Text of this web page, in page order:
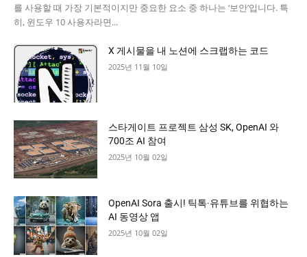
를 사용할 때 가장 기본적이지만 중요한 요소 중 하나는 ‘보안’입니다. 특
히, 윈도우 10 사용자라면...
X 게시물을 내 노션에 스크랩하는 코드
2025년 11월 10일
스타게이트 프로젝트 삼성 SK, OpenAI 와
700조 AI 참여
2025년 10월 02일
OpenAI Sora 출시! 틱톡·유튜브를 위협하는
AI 동영상 앱
2025년 10월 02일